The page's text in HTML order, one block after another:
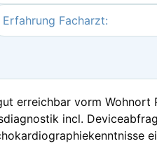
Erfahrung Facharzt:
erreichbar vorm
incl.